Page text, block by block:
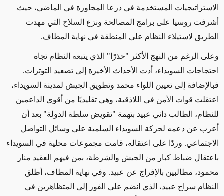
الاستراتيجيات المستخدمة في درعا المجاورة في الماضي، حيث
أشرفت روسيا على برامج المصالحة ونزع السلاح التي مهدت
الطريق لاستيلاء النظام على المنطقة في نهاية المطاف.
وعلى الرغم من النهج الأكثر "حذرًا" الذي يتبعه النظام تجاه
احتجاجات السويداء، أدت الأحداث الأخيرة إلى تصعيد التوترات.
فبالإضافة إلى تعيين اللواء محمد وتطويق الجيش لمدينة السويداء،
اعتقلت قوات الأمن في اللاذقية، وهي تقليديًا من أقوى الداعمين
للنظام، الطالب داني عبيد بتهمة "تقويض سلطة الدولة" بعد أن
أعرب عن دعمه لحركة السويداء السلمية على وسائل التواصل
الاجتماعي. وردًا على اعتقاله، قامت مجموعات محلية في السويداء
باعتقال ضباط كبار من الجيش والشرطة، بمن فيهم العقيد منار
محمود، مطالبين بالإفراج عن عبيد. وفي نهاية المطاف، أطلق
النظام سراح عبيد، الذي انضم على الفور إلى المتظاهرين في